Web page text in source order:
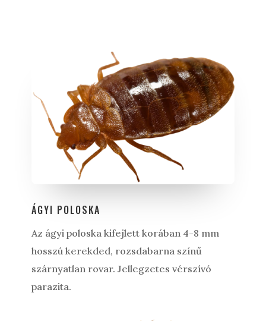
ÁGYI POLOSKA
Az ágyi poloska kifejlett korában 4-8 mm
hosszú kerekded, rozsdabarna színű
szárnyatlan rovar. Jellegzetes vérszívó
parazita.